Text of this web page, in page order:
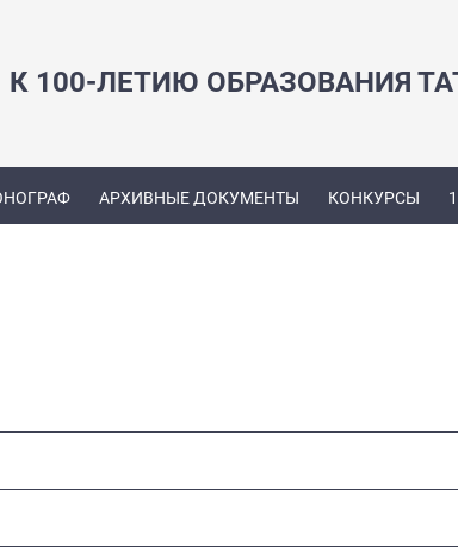
К 100-ЛЕТИЮ ОБРАЗОВАНИЯ
АРХИВНЫЕ ДОКУМЕНТЫ КОНКУРСЫ